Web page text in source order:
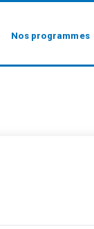
Nos programmes